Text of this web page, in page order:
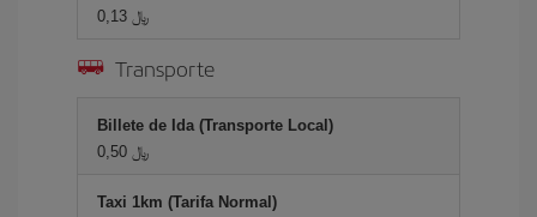
0,13 ﷼
Transporte
Billete de Ida (Transporte Local)
0,50 ﷼
Taxi 1km (Tarifa Normal)